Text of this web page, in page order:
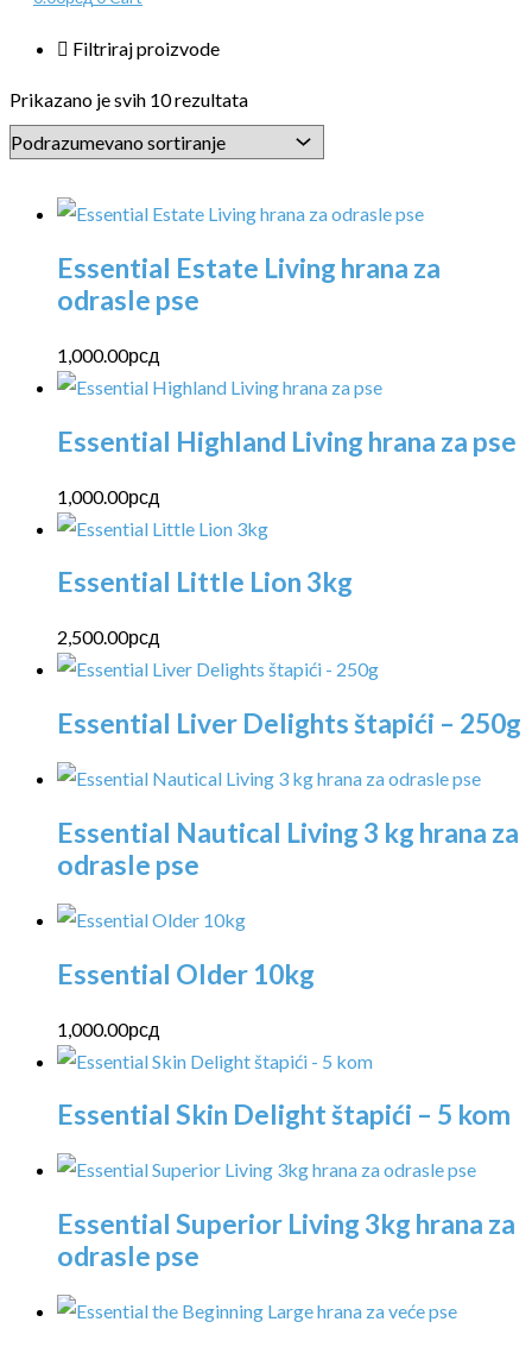
Filtriraj proizvode
Prikazano je svih 10 rezultata
Essential Estate Living hrana za
odrasle pse
1,000.00рсд
Essential Highland Living hrana za pse
1,000.00рсд
Essential Little Lion 3kg
2,500.00рсд
Essential Liver Delights štapići – 250g
Essential Nautical Living 3 kg hrana za
odrasle pse
Essential Older 10kg
1,000.00рсд
Essential Skin Delight štapići – 5 kom
Essential Superior Living 3kg hrana za
odrasle pse